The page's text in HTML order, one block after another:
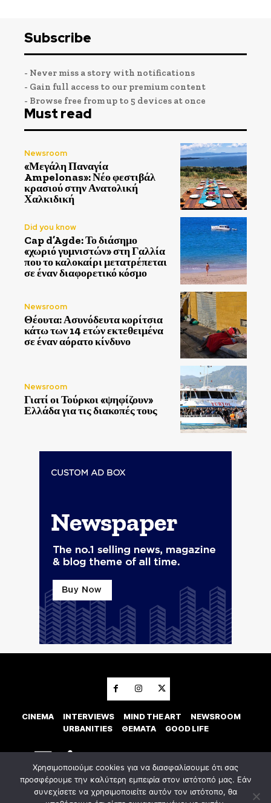
Subscribe
- Never miss a story with notifications
- Gain full access to our premium content
- Browse free from up to 5 devices at once
Must read
Newsroom
«Μεγάλη Παναγία
Ampelonas»: Νέο φεστιβάλ
κρασιού στην Ανατολική
Χαλκιδική
Did you know
Cap d’Agde: Το διάσημο
«χωριό γυμνιστών» στη Γαλλία
που το καλοκαίρι μετατρέπεται
σε έναν διαφορετικό κόσμο
Newsroom
Θέουτα: Ασυνόδευτα κορίτσια
κάτω των 14 ετών εκτεθειμένα
σε έναν αόρατο κίνδυνο
Newsroom
Γιατί οι Τούρκοι «ψηφίζουν»
Ελλάδα για τις διακοπές τους
CINEMA INTERVIEWS MIND THE ART
NEWSROOM
URBANITIES
ΘΕΜΑΤΑ GOOD LIFE
Χρησιμοποιούμε cookies για να διασφαλίσουμε ότι σας
προσφέρουμε την καλύτερη εμπειρία στον ιστότοπό μας. Εάν
συνεχίσετε να χρησιμοποιείτε αυτόν τον ιστότοπο, θα